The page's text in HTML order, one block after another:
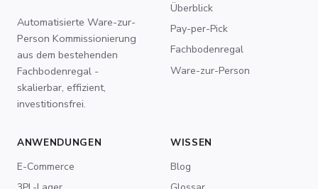
Automatisierte Ware-zur-
Person Kommissionierung
aus dem bestehenden
Fachbodenregal -
skalierbar, effizient,
investitionsfrei.
Überblick
Pay-per-Pick
Fachbodenregal
Ware-zur-Person
ANWENDUNGEN
E-Commerce
WISSEN
Blog